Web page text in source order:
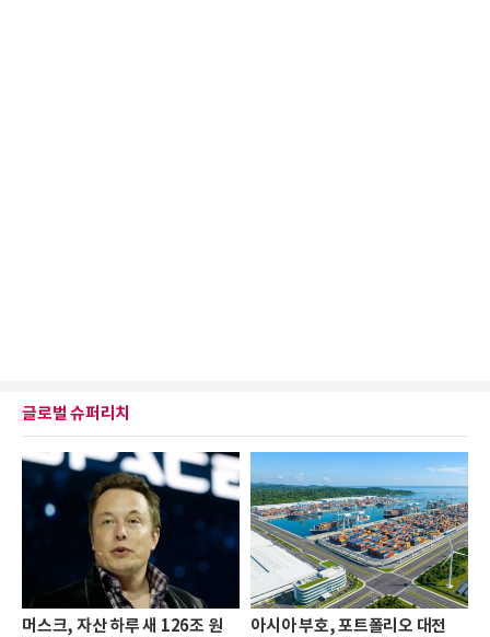
글로벌 슈퍼리치
머스크, 자산 하루 새 126조 원
아시아 부호, 포트폴리오 대전